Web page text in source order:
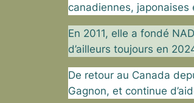
canadiennes,
En 2011, elle a fondé
d’ailleurs toujours en
De retour au Canada
Gagnon, et continue